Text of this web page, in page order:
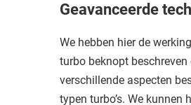
Geavanceerde
We hebben hier de
turbo beknopt beschreven
verschillende aspecten
typen turbo’s. We kunnen